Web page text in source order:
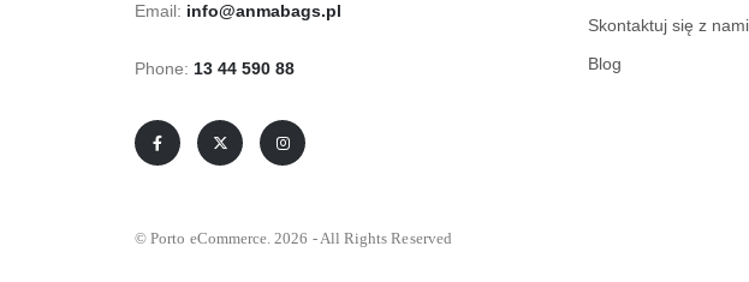
Email: info@anmabags.pl
Phone: 13 44 590 88
Skontaktuj się z nami
Blog
© Porto eCommerce. 2026 - All Rights Reserved